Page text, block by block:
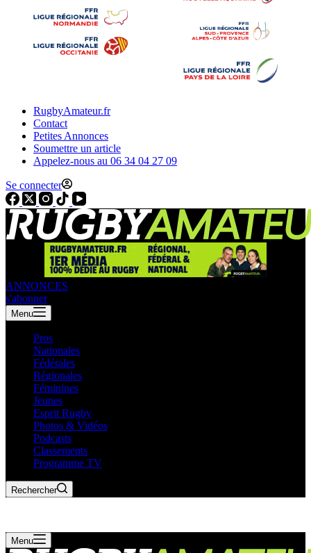
RugbyAmateur.fr
Contact
Petites Annonces
Soumettre un article
Appelez-nous au 06 34 04 27 09
Se connecter
ANNONCES
s'abonner
Menu
Pros
Nationales
Fédérales
Régionales
Féminines
Jeunes
Esprit Rugby
Photos & Vidéos
Podcasts
Classements
Programme TV
Rechercher
Menu